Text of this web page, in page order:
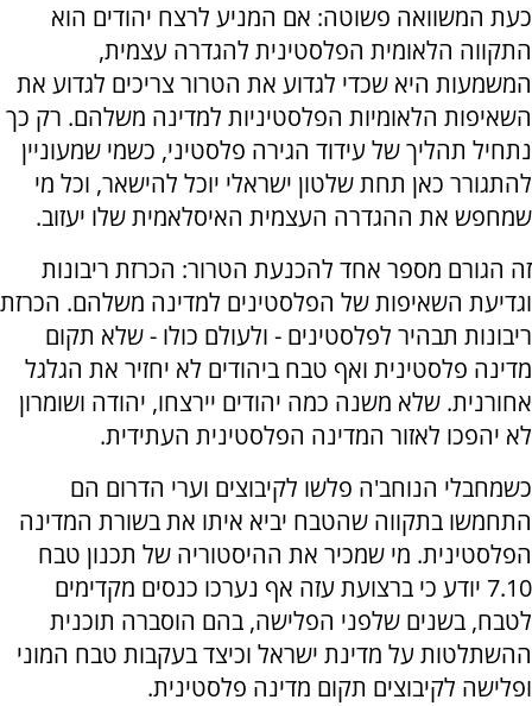
כעת המשוואה פשוטה: אם המניע לרצח יהודים הוא
התקווה הלאומית הפלסטינית להגדרה עצמית,
המשמעות היא שכדי לגדוע את הטרור צריכים לגדוע את
השאיפות הלאומיות הפלסטיניות למדינה משלהם. רק כך
נתחיל תהליך של עידוד הגירה פלסטיני, כשמי שמעוניין
להתגורר כאן תחת שלטון ישראלי יוכל להישאר, וכל מי
שמחפש את ההגדרה העצמית האיסלאמית שלו יעזוב.
זה הגורם מספר אחד להכנעת הטרור: הכרזת ריבונות
וגדיעת השאיפות של הפלסטינים למדינה משלהם. הכרזת
ריבונות תבהיר לפלסטינים - ולעולם כולו - שלא תקום
מדינה פלסטינית ואף טבח ביהודים לא יחזיר את הגלגל
אחורנית. שלא משנה כמה יהודים יירצחו, יהודה ושומרון
לא יהפכו לאזור המדינה הפלסטינית העתידית.
כשמחבלי הנוחב'ה פלשו לקיבוצים וערי הדרום הם
התחמשו בתקווה שהטבח יביא איתו את בשורת המדינה
הפלסטינית. מי שמכיר את ההיסטוריה של תכנון טבח
7.10 יודע כי ברצועת עזה אף נערכו כנסים מקדימים
לטבח, בשנים שלפני הפלישה, בהם הוסברה תוכנית
ההשתלטות על מדינת ישראל וכיצד בעקבות טבח המוני
ופלישה לקיבוצים תקום מדינה פלסטינית.